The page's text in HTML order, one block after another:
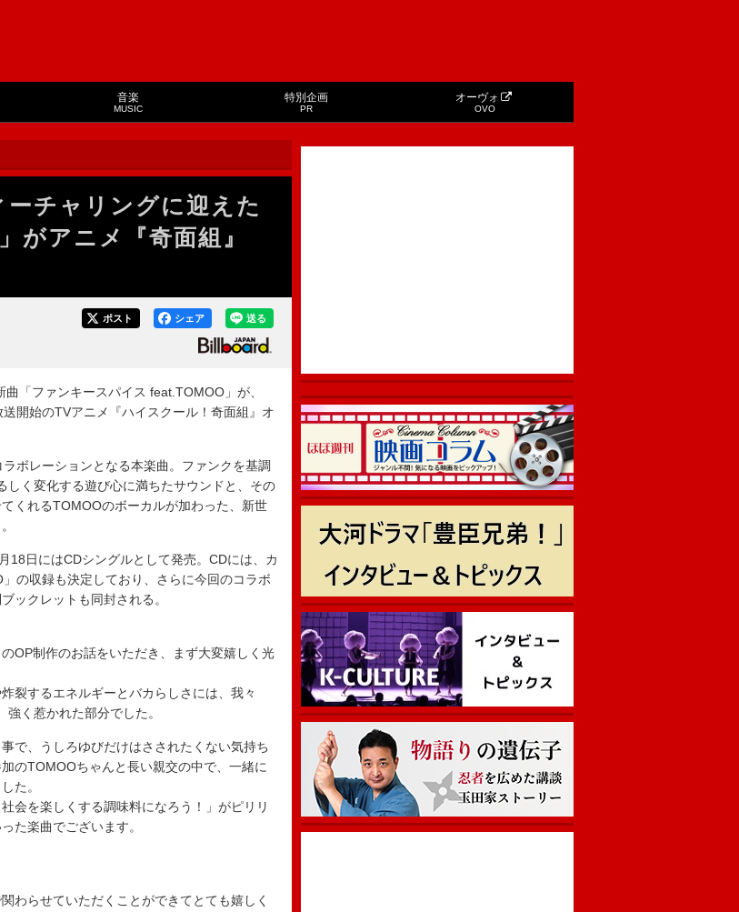
音楽
MUSIC
特別企画
PR
オーヴォ
OVO
チャリングに迎えた
がアニメ『奇面組』
送る
シェア
ポスト
「ファンキースパイス feat.TOMOO」が、
開始のTVアニメ『ハイスクール！奇面組』オ
ボレーションとなる本楽曲。ファンクを基調
しく変化する遊び心に満ちたサウンドと、その
くれるTOMOOのボーカルが加わった、新世
日にはCDシングルとして発売。CDには、カ
の収録も決定しており、さらに今回のコラボ
ックレットも同封される。
OP制作のお話をいただき、まず大変嬉しく光
裂するエネルギーとバカらしさには、我々
く惹かれた部分でした。
で、うしろゆびだけはさされたくない気持ち
のTOMOOちゃんと長い親交の中で、一緒に
た。
会を楽しくする調味料になろう！」がピリリ
た楽曲でございます。
わらせていただくことができてとても嬉しく